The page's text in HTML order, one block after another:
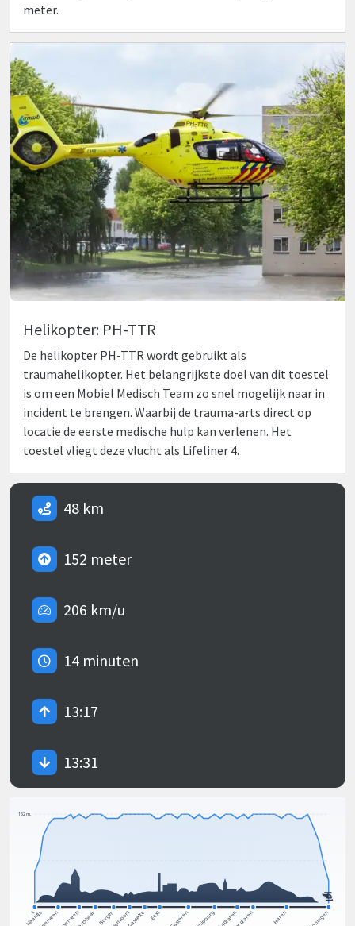
meter.
Helikopter: PH-TTR
De helikopter PH-TTR wordt gebruikt als
traumahelikopter. Het belangrijkste doel van dit toestel
is om een Mobiel Medisch Team zo snel mogelijk naar in
incident te brengen. Waarbij de trauma-arts direct op
locatie de eerste medische hulp kan verlenen. Het
toestel vliegt deze vlucht als Lifeliner 4.
48 km
152 meter
206 km/u
14 minuten
13:17
13:31